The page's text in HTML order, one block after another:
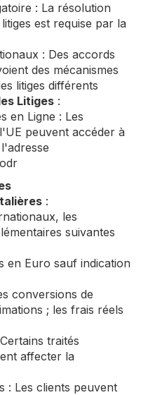
: La résolution
est requise par la
: Des accords
des mécanismes
litiges différents
Litiges :
en Ligne : Les
peuvent accéder à
:
les
suivantes
en Euro sauf indication
conversions de
; les frais réels
traités
affecter la
: Les clients peuvent